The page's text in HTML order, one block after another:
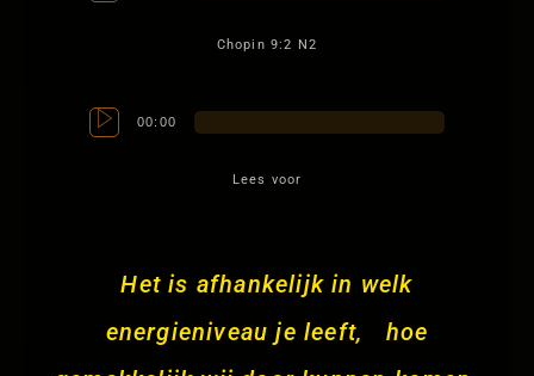
Chopin 9:2 N2
00:00
Lees voor
Het is afhankelijk in welk
energieniveau je leeft, hoe